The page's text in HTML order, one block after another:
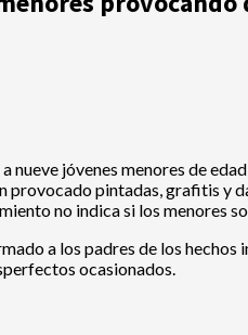
nueve jóvenes menores de
pintadas, grafitis y
no indica si los menores
a los padres de los
ocasionados.